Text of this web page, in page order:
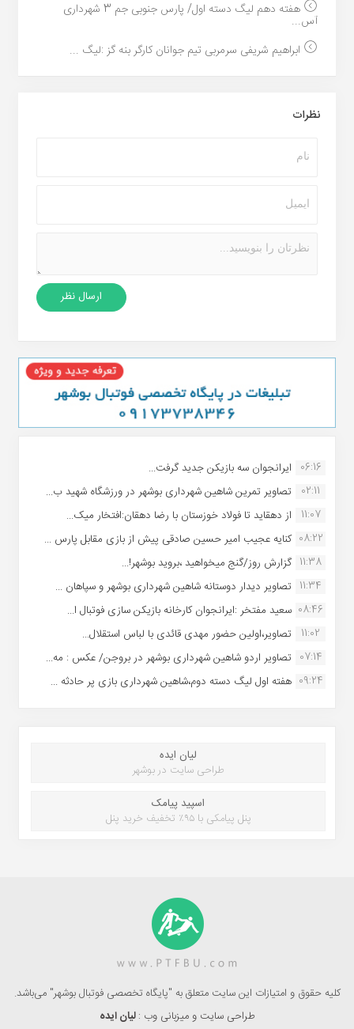
هفته دهم لیگ دسته اول/ پارس جنوبی جم 3 شهرداری
آس...
ابراهیم شریفی سرمربی تیم جوانان کارگر بنه گز :لیگ ...
نظرات
06:16 ایرانجوان سه بازیکن جدید گرفت...
02:11
تصاویر تمرین شاهین شهردارى بوشهر در ورزشگاه شهید ب...
11:07
از دهقاید تا فولاد خوزستان با رضا دهقان:افتخار میک...
08:22 کنایه عجیب امیر حسین صادقی پیش از بازی مقابل پارس ...
11:38 گزارش روز/گنج میخواهید ،بروید بوشهر!...
11:34 تصاویر دیدار دوستانه شاهین شهردارى بوشهر و سپاهان ...
08:46 سعید مفتخر :ایرانجوان کارخانه بازیکن سازی فوتبال ا...
11:02
تصاویر،اولین حضور مهدی قائدی با لباس استقلال...
07:14 تصاویر اردو شاهین شهرداری بوشهر در بروجن/ عکس : مه...
09:24 هفته اول لیگ دسته دوم،شاهین شهرداری بازی پر حادثه ...
لیان ایده
طراحی سایت در بوشهر
اسپید پیامک
پنل پیامکی با ۹۵٪ تخفیف خرید پنل
کلیه حقوق و امتیازات این سایت متعلق به "پایگاه تخصصی فوتبال بوشهر" می‌باشد.
طراحی سایت و میزبانی وب :لیان ایده